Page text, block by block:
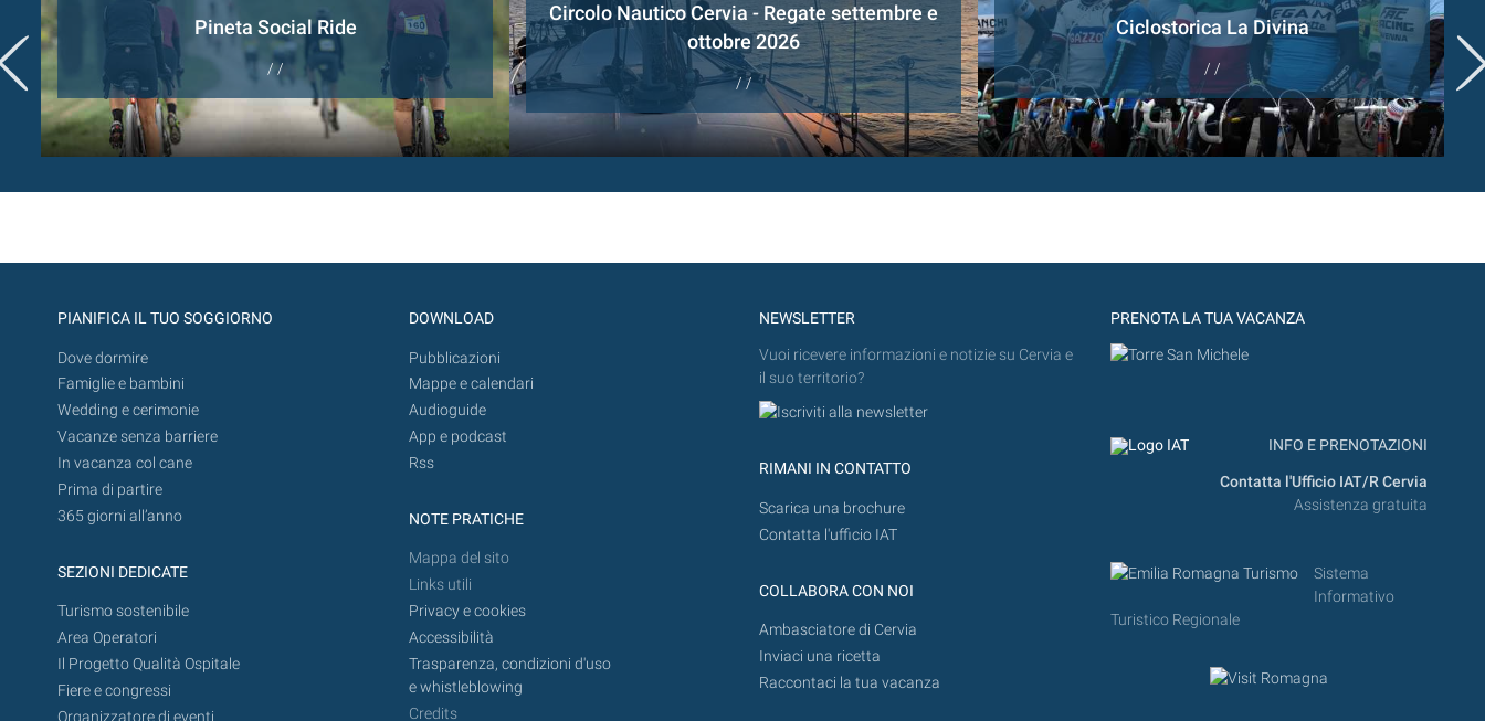
Pineta Social Ride
/ /
Circolo Nautico Cervia - Regate settembre e
ottobre 2026
/ /
Ciclostorica La Divina
/ /
PIANIFICA IL TUO SOGGIORNO
Dove dormire
Famiglie e bambini
Wedding e cerimonie
Vacanze senza barriere
In vacanza col cane
Prima di partire
365 giorni all’anno
SEZIONI DEDICATE
Turismo sostenibile
Area Operatori
Il Progetto Qualità Ospitale
Fiere e congressi
Organizzatore di eventi
DOWNLOAD
Pubblicazioni
Mappe e calendari
Audioguide
App e podcast
Rss
NOTE PRATICHE
Mappa del sito
Links utili
Privacy e cookies
Accessibilità
Trasparenza, condizioni d'uso
e whistleblowing
Credits
NEWSLETTER
Vuoi ricevere informazioni e notizie su Cervia e
il suo territorio?
RIMANI IN CONTATTO
Scarica una brochure
Contatta l'ufficio IAT
COLLABORA CON NOI
Ambasciatore di Cervia
Inviaci una ricetta
Raccontaci la tua vacanza
PRENOTA LA TUA VACANZA
INFO E PRENOTAZIONI
Contatta l'Ufficio IAT/R Cervia
Assistenza gratuita
Sistema
Informativo
Turistico Regionale